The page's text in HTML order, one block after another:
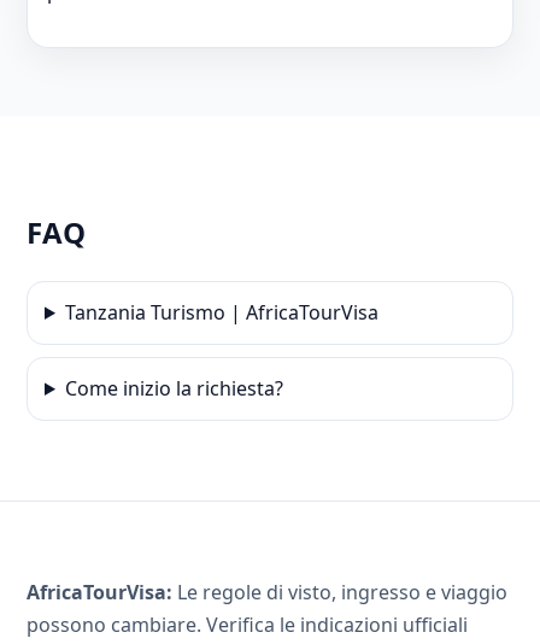
FAQ
Tanzania Turismo | AfricaTourVisa
Come inizio la richiesta?
AfricaTourVisa: Le regole di visto, ingresso e viaggio
possono cambiare. Verifica le indicazioni ufficiali